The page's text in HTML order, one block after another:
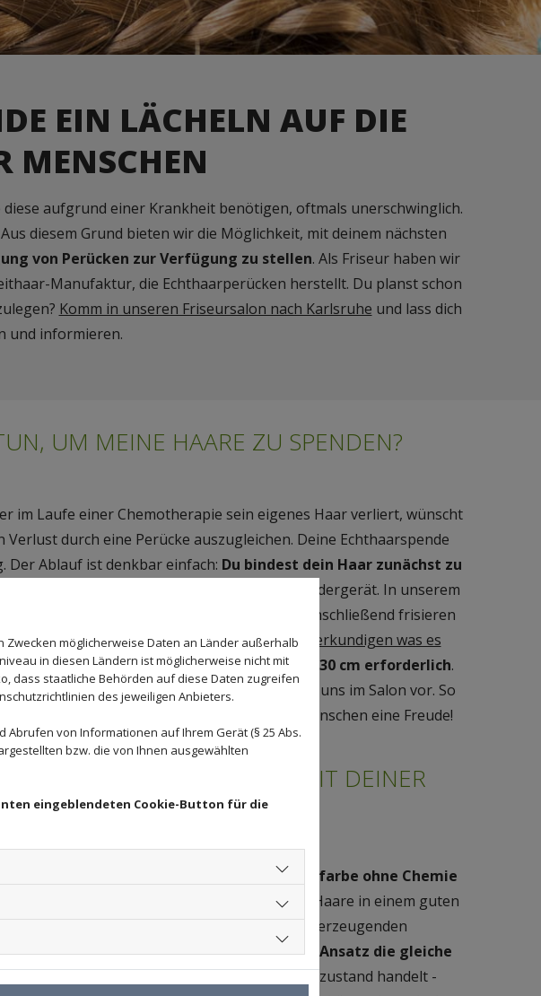
EIN LÄCHELN AUF DIE
MENSCHEN
aufgrund einer Krankheit benötigen, oftmals unerschwinglich.
diesem Grund bieten wir die Möglichkeit, mit deinem nächsten
von Perücken zur Verfügung zu stellen. Als Friseur haben wir
Manufaktur, die Echthaarperücken herstellt. Du planst schon
Komm in unseren Friseursalon nach Karlsruhe und lass dich
und informieren.
UM MEINE HAARE ZU SPENDEN?
im Laufe einer Chemotherapie sein eigenes Haar verliert, wünscht
durch eine Perücke auszugleichen. Deine Echthaarspende
Der Ablauf ist denkbar einfach: Du bindest dein Haar zunächst zu
und beim Versenden nicht durcheinandergerät. In unserem
für dich ab und verstauen ihn fachgemäß. Anschließend frisieren
wie du es dir wünschst.
hier kannst du dich erkundigen was es
zu können, ist eineMindestlänge von 25 bis 30 cm erforderlich.
umso besser. Die Abmessung nehmen wir bei uns im Salon vor. So
Zweck zugeführt und bereiten kranken Menschen eine Freude!
VIEL GUTES BEWIRKEN MIT DEINER
HAARSPENDE
als auch gefärbtes Haar mit Naturfarbe ohne Chemie
wurde. Wichtig ist vor allem, dass sich die Haare in einem guten
damit sie zu einer hochwertigen und überzeugenden
können. Bei getönter Haarpracht sollte der Ansatz die gleiche
. Auch Locken - sofern es sich um den Naturzustand handelt -
möglicherweise Daten an Länder außerhalb
in diesen Ländern ist möglicherweise nicht mit
dass staatliche Behörden auf diese Daten zugreifen
des jeweiligen Anbieters.
Abrufen von Informationen auf Ihrem Gerät (§ 25 Abs.
bzw. die von Ihnen ausgewählten
eingeblendeten Cookie-Button für die